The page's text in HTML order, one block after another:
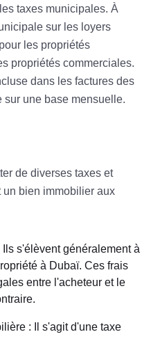
taxes municipales. À
sur les loyers
les propriétés
propriétés commerciales.
dans les factures des
sur une base mensuelle.
de diverses taxes et
bien immobilier aux
s'élèvent généralement à
à Dubaï. Ces frais
entre l'acheteur et le
: Il s'agit d'une taxe